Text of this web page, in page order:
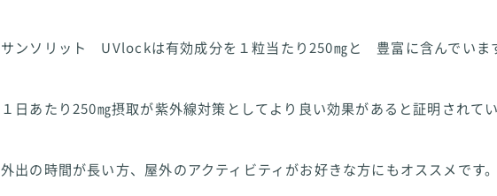
サンソリット UVlockは有効成分を１粒当たり250㎎と 豊富に含んでいます
１日あたり250㎎摂取が紫外線対策としてより良い効果があると証明されてい
外出の時間が長い方、屋外のアクティビティがお好きな方にもオススメです。